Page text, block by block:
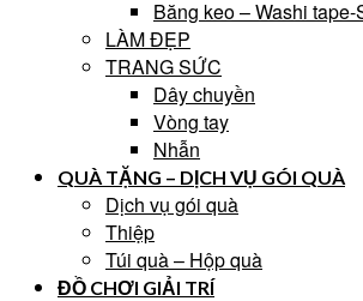
Băng keo – Washi tape-
LÀM ĐẸP
TRANG SỨC
Dây chuyền
Vòng tay
Nhẫn
QUÀ TẶNG – DỊCH VỤ GÓI QUÀ
Dịch vụ gói quà
Thiệp
Túi quà – Hộp quà
ĐỒ CHƠI GIẢI TRÍ